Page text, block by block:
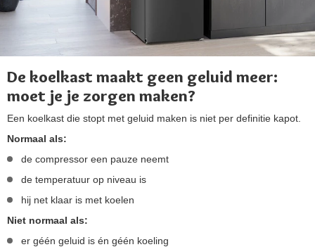
De koelkast maakt geen geluid meer:
moet je je zorgen maken?
Een koelkast die stopt met geluid maken is niet per definitie kapot.
Normaal als:
de compressor een pauze neemt
de temperatuur op niveau is
hij net klaar is met koelen
Niet normaal als:
er géén geluid is én géén koeling